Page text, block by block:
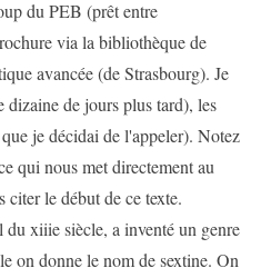
du PEB (prêt entre
via la bibliothèque de
avancée (de Strasbourg). Je
dizaine de jours plus tard), les
je décidai de l'appeler). Notez
qui nous met directement au
le début de ce texte.
xiiie siècle, a inventé un genre
on donne le nom de sextine. On